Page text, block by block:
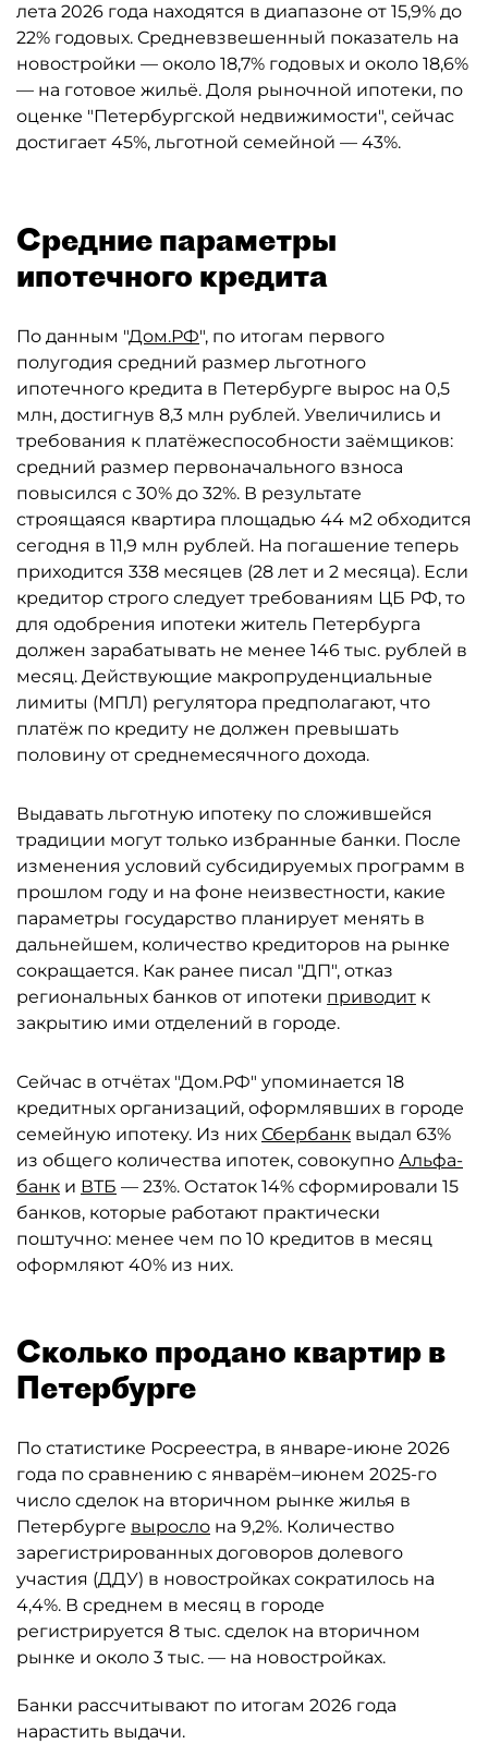
лета 2026 года находятся в диапазоне от 15,9% до
22% годовых. Средневзвешенный показатель на
новостройки — около 18,7% годовых и около 18,6%
— на готовое жильё. Доля рыночной ипотеки, по
оценке "Петербургской недвижимости", сейчас
достигает 45%, льготной семейной — 43%.
Средние параметры
ипотечного кредита
По данным "Дом.РФ", по итогам первого
полугодия средний размер льготного
ипотечного кредита в Петербурге вырос на 0,5
млн, достигнув 8,3 млн рублей. Увеличились и
требования к платёжеспособности заёмщиков:
средний размер первоначального взноса
повысился с 30% до 32%. В результате
строящаяся квартира площадью 44 м2 обходится
сегодня в 11,9 млн рублей. На погашение теперь
приходится 338 месяцев (28 лет и 2 месяца). Если
кредитор строго следует требованиям ЦБ РФ, то
для одобрения ипотеки житель Петербурга
должен зарабатывать не менее 146 тыс. рублей в
месяц. Действующие макропруденциальные
лимиты (МПЛ) регулятора предполагают, что
платёж по кредиту не должен превышать
половину от среднемесячного дохода.
Выдавать льготную ипотеку по сложившейся
традиции могут только избранные банки. После
изменения условий субсидируемых программ в
прошлом году и на фоне неизвестности, какие
параметры государство планирует менять в
дальнейшем, количество кредиторов на рынке
сокращается. Как ранее писал "ДП", отказ
региональных банков от ипотеки приводит к
закрытию ими отделений в городе.
Сейчас в отчётах "Дом.РФ" упоминается 18
кредитных организаций, оформлявших в городе
семейную ипотеку. Из них Сбербанк выдал 63%
из общего количества ипотек, совокупно Альфа-
банк и ВТБ — 23%. Остаток 14% сформировали 15
банков, которые работают практически
поштучно: менее чем по 10 кредитов в месяц
оформляют 40% из них.
Сколько продано квартир в
Петербурге
По статистике Росреестра, в январе-июне 2026
года по сравнению с январём–июнем 2025-го
число сделок на вторичном рынке жилья в
Петербурге выросло на 9,2%. Количество
зарегистрированных договоров долевого
участия (ДДУ) в новостройках сократилось на
4,4%. В среднем в месяц в городе
регистрируется 8 тыс. сделок на вторичном
рынке и около 3 тыс. — на новостройках.
Банки рассчитывают по итогам 2026 года
нарастить выдачи.